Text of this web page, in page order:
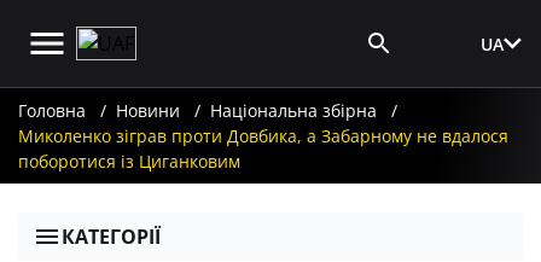
UA
Головна Новини
Національна збірна
Миколенко зіграв проти Довбика, а Забарному не вдалося
поборотися із Циганковим
КАТЕГОРІЇ